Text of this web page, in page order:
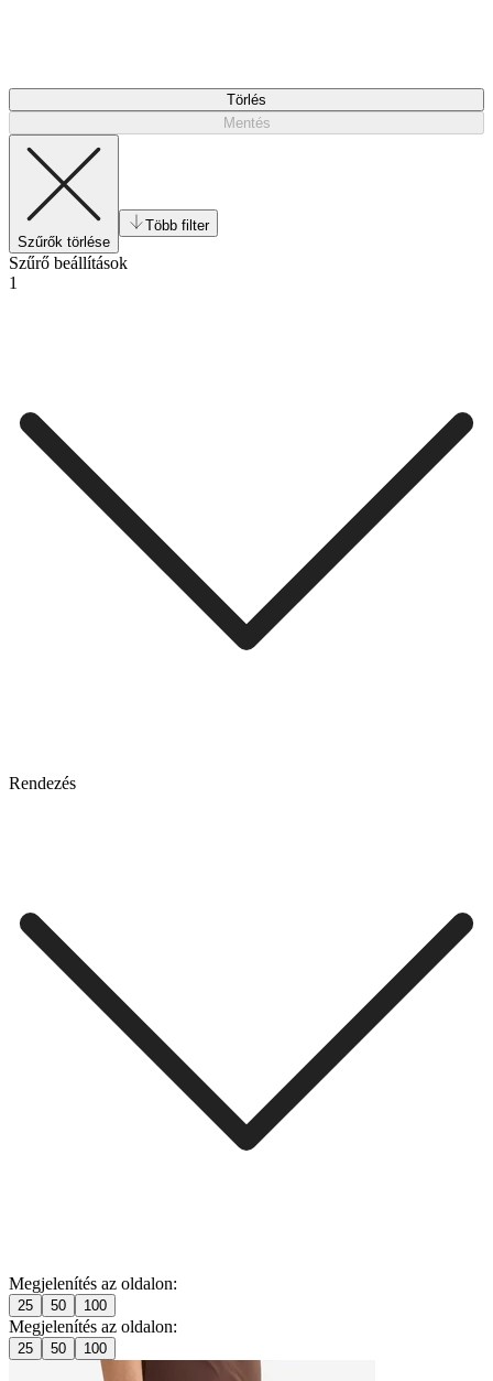
Törlés
Mentés
Szűrők törlése
Több filter
Szűrő beállítások
1
Rendezés
Megjelenítés az oldalon:
25 50 100
Megjelenítés az oldalon:
25 50 100